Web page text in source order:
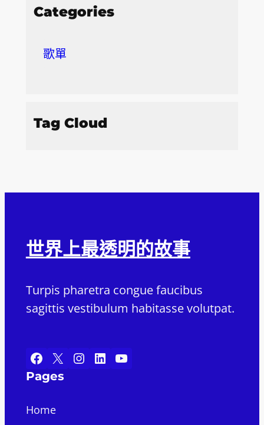
Categories
歌單
Tag Cloud
世界上最透明的故事
Turpis pharetra congue faucibus
sagittis vestibulum habitasse volutpat.
Facebook X Instagram LinkedIn YouTube
Pages
Home